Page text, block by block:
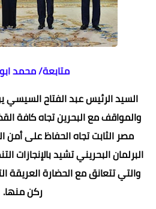
متابعة/ محمد
السيد الرئيس عبد الفتاح السيسي
والمواقف مع البحرين تجاه كافة
مصر الثابت تجاه الحفاظ على أمن
البرلمان البحريني تشيد بالإنجازات
والتي تتعانق مع الحضارة
ركن منها.